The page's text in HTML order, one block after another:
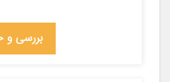
بررسی و